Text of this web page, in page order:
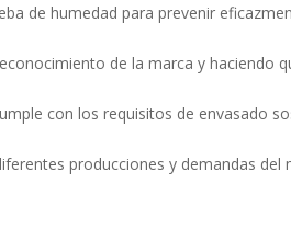
de humedad para prevenir
de la marca y haciendo
con los requisitos de envasado
producciones y demandas del